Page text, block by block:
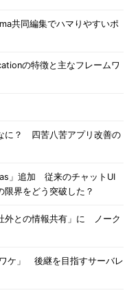
共同編集でハマりやすいポ
の特徴と主なフレームワ
に？ 四苦八苦アプリ改善の
」追加 従来のチャットUI
限界をどう突破した？
外との情報共有」に ノーク
ケ」 後継を目指すサーバレ